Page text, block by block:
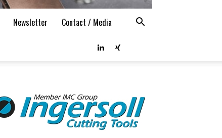
Newsletter Contact / Media